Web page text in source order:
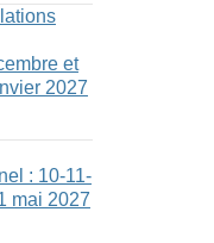
et
2027
: 10-11-
mai 2027